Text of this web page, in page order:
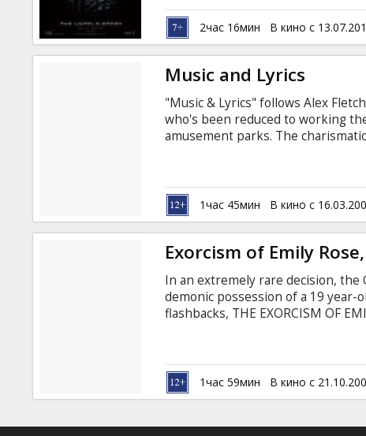
доктор Курт Коннерс
панику на жителей округи. В то
маньяк Клетус Кэсэди, уже
2час 16мин В кино с
Music and Lyrics
"Music & Lyrics" follows Alex
who's been reduced to working
amusement parks. The
written lyrics, and he has to come
Fisher (Drew Barrymore), Alex's
words strikes a chord with the
1час 45мин В кино с
Exorcism of Emily
In an extremely rare decision, the
demonic possession of a 19
flashbacks, THE EXORCISM OF
who takes on the task of
the deadly exorcism. Starring:
English language with latvian and
1час 59мин В кино с